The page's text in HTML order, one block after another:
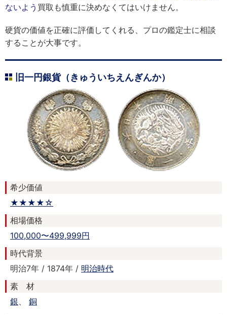
ないよう 買取も慎重に決めなくてはいけません。
硬貨の価値を正確に評価してくれる、プロの鑑定士に相談
することが大事です。
旧一円銀貨（きゅういちえんぎんか）
希少価値
★★★★☆
相場価格
100,000〜499,999円
時代背景
明治7年 / 1874年 / 明治時代
素 材
銀、 銅